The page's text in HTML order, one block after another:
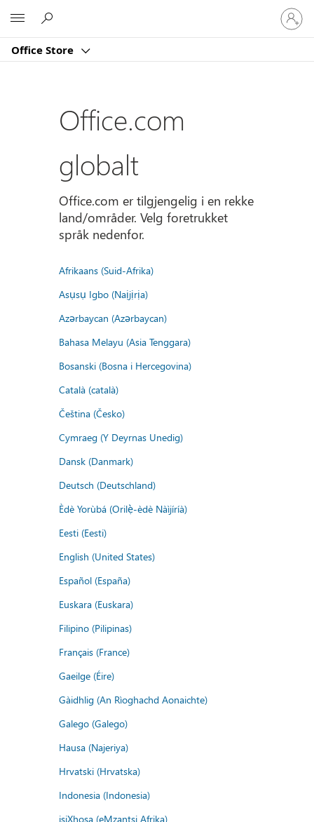
Office Store
Logg
på
kontoen
Office.com
globalt
Office.com er tilgjengelig i en rekke
land/områder. Velg foretrukket
språk nedenfor.
Afrikaans (Suid-Afrika)
Asụsụ Igbo (Naịjịrịa)
Azərbaycan (Azərbaycan)
Bahasa Melayu (Asia Tenggara)
Bosanski (Bosna i Hercegovina)
Català (català)
Čeština (Česko)
Cymraeg (Y Deyrnas Unedig)
Dansk (Danmark)
Deutsch (Deutschland)
Èdè Yorùbá (Orilẹ̀-èdè Nàìjíríà)
Eesti (Eesti)
English (United States)
Español (España)
Euskara (Euskara)
Filipino (Pilipinas)
Français (France)
Gaeilge (Éire)
Gàidhlig (An Rìoghachd Aonaichte)
Galego (Galego)
Hausa (Najeriya)
Hrvatski (Hrvatska)
Indonesia (Indonesia)
isiXhosa (eMzantsi Afrika)